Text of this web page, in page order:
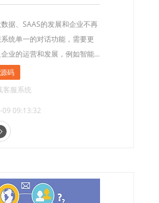
据、SAAS的发展和企业不再
统单一的对话功能，需要更
业的运营和发展，例如智能
接自有系统、CRM系统、工
码
客服系统
09:13:32